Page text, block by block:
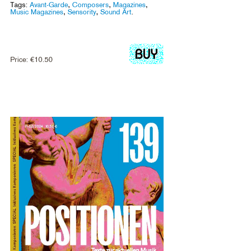
Tags: Avant-Garde, Composers, Magazines,
Music Magazines, Sensority, Sound Art
Price: €10.50